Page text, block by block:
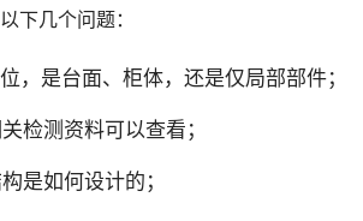
下几个问题：
，是台面、柜体，还是仅局部部件；
检测资料可以查看；
是如何设计的；